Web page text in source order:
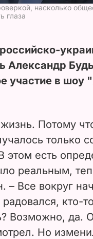
насколько
глаза
Александр
участие в шоу
Потому
только
этом есть
реальным,
– Все вокруг
кто-
Возможно, да.
Но